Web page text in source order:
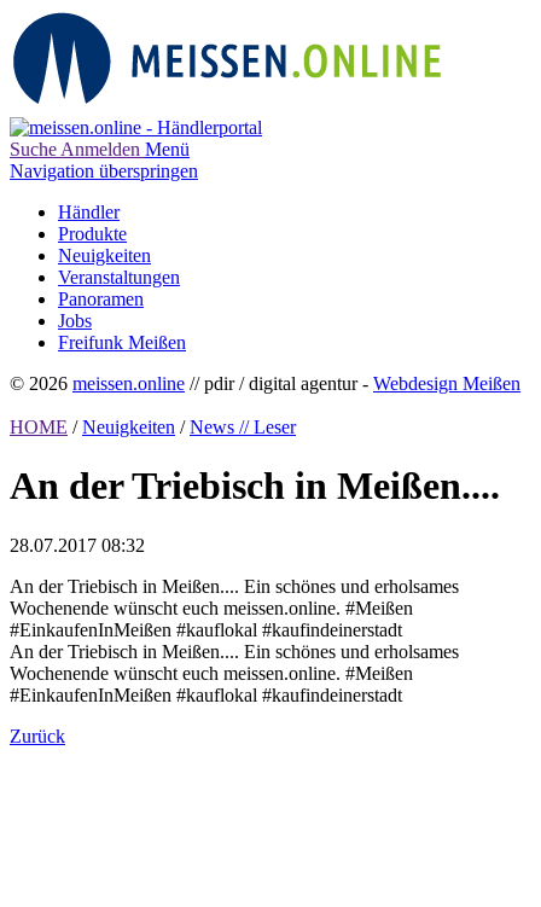
Suche Anmelden Menü
Navigation überspringen
Händler
Produkte
Neuigkeiten
Veranstaltungen
Panoramen
Jobs
Freifunk Meißen
© 2026 meissen.online // pdir / digital agentur - Webdesign Meißen
HOME / Neuigkeiten / News // Leser
An der Triebisch in Meißen....
28.07.2017 08:32
An der Triebisch in Meißen.... Ein schönes und erholsames
Wochenende wünscht euch meissen.online. #Meißen
#EinkaufenInMeißen #kauflokal #kaufindeinerstadt
An der Triebisch in Meißen.... Ein schönes und erholsames
Wochenende wünscht euch meissen.online. #Meißen
#EinkaufenInMeißen #kauflokal #kaufindeinerstadt
Zurück